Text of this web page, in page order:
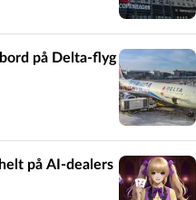
på Delta-flyg
på AI-dealers